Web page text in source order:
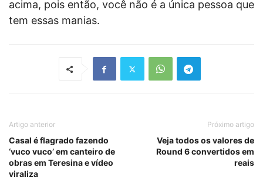
acima, pois então, você não é a única pessoa que
tem essas manias.
Artigo anterior
Casal é flagrado fazendo
‘vuco vuco’ em canteiro de
obras em Teresina e vídeo
viraliza
Próximo artigo
Veja todos os valores de
Round 6 convertidos em
reais